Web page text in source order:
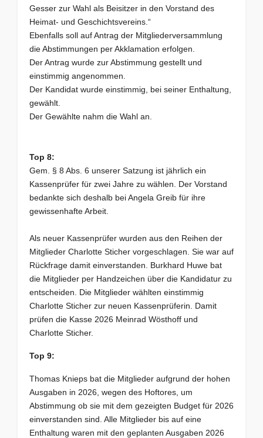
Gesser zur Wahl als Beisitzer in den Vorstand des
Heimat- und Geschichtsvereins.“
Ebenfalls soll auf Antrag der Mitgliederversammlung
die Abstimmungen per Akklamation erfolgen.
Der Antrag wurde zur Abstimmung gestellt und
einstimmig angenommen.
Der Kandidat wurde einstimmig, bei seiner Enthaltung,
gewählt.
Der Gewählte nahm die Wahl an.
Top 8:
Gem. § 8 Abs. 6 unserer Satzung ist jährlich ein
Kassenprüfer für zwei Jahre zu wählen. Der Vorstand
bedankte sich deshalb bei Angela Greib für ihre
gewissenhafte Arbeit.
Als neuer Kassenprüfer wurden aus den Reihen der
Mitglieder Charlotte Sticher vorgeschlagen. Sie war auf
Rückfrage damit einverstanden. Burkhard Huwe bat
die Mitglieder per Handzeichen über die Kandidatur zu
entscheiden. Die Mitglieder wählten einstimmig
Charlotte Sticher zur neuen Kassenprüferin. Damit
prüfen die Kasse 2026 Meinrad Wösthoff und
Charlotte Sticher.
Top 9:
Thomas Knieps bat die Mitglieder aufgrund der hohen
Ausgaben in 2026, wegen des Hoftores, um
Abstimmung ob sie mit dem gezeigten Budget für 2026
einverstanden sind. Alle Mitglieder bis auf eine
Enthaltung waren mit den geplanten Ausgaben 2026